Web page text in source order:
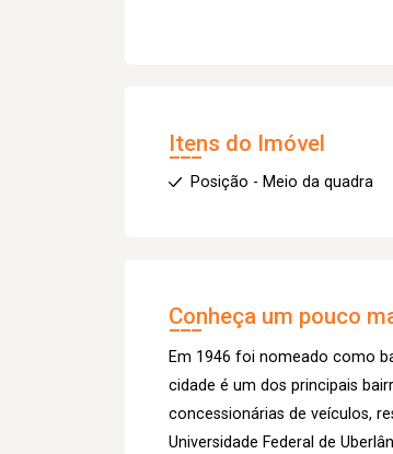
Itens do Imóvel
Posição - Meio da quadra
Conheça um pouco
Em 1946 foi nomeado como
cidade é um dos principais
concessionárias de veículos,
Universidade Federal de